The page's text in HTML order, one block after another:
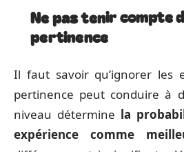
Ne pas tenir compte
pertinence
Il faut savoir qu’ignorer les
pertinence peut conduire à
niveau détermine la
expérience comme